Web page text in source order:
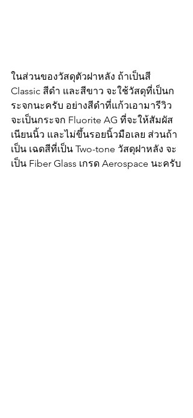
ในส่วนของวัสดุตัวฝาหลัง ถ้าเป็นสี
Classic สีดำ และสีขาว จะใช้วัสดุที่เป็นก
ระจกนะครับ อย่างสีดำที่แก้วเอามารีวิว
จะเป็นกระจก Fluorite AG ที่จะให้สัมผัส
เนียนนิ้ว และไม่ขึ้นรอยนิ้วมือเลย ส่วนถ้า
เป็น เฉดสีที่เป็น Two-tone วัสดุฝาหลัง จะ
เป็น Fiber Glass เกรด Aerospace นะครับ